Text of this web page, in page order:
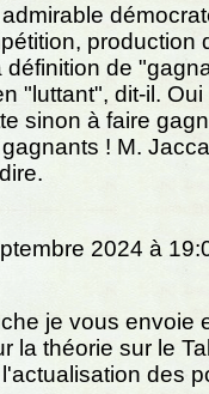
production
définition de
"luttant", dit-il.
sinon à faire
! M.
2024 à
je vous envoie
la théorie sur le
des